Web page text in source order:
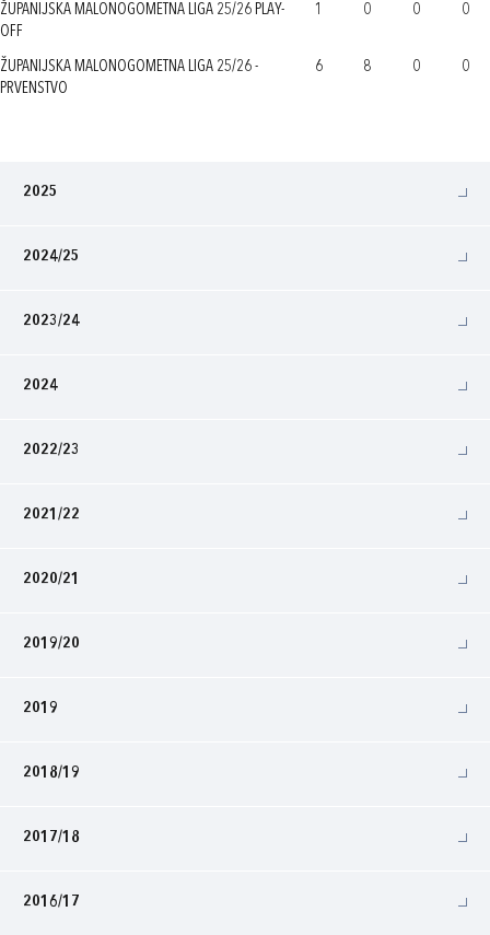
ŽUPANIJSKA MALONOGOMETNA LIGA 25/26 PLAY-
OFF
1 0 0 0
ŽUPANIJSKA MALONOGOMETNA LIGA 25/26 -
PRVENSTVO
6 8 0 0
2025
2024/25
2023/24
2024
2022/23
2021/22
2020/21
2019/20
2019
2018/19
2017/18
2016/17